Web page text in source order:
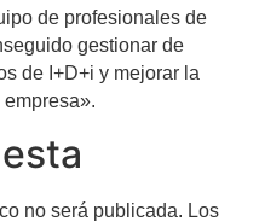
de profesionales de
gestionar de
de I+D+i y mejorar la
no será publicada. Los